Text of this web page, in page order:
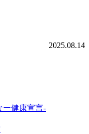
2025.08.14